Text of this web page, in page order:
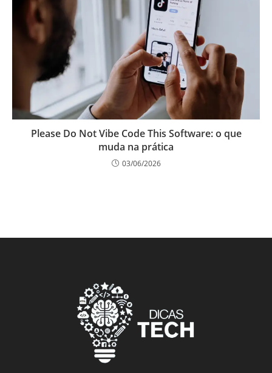
Please Do Not Vibe Code This Software: o que
muda na prática
03/06/2026